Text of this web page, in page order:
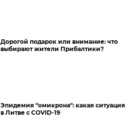
Дорогой подарок или внимание: что
выбирают жители Прибалтики?
Эпидемия "омикрона": какая ситуация
в Литве с COVID-19